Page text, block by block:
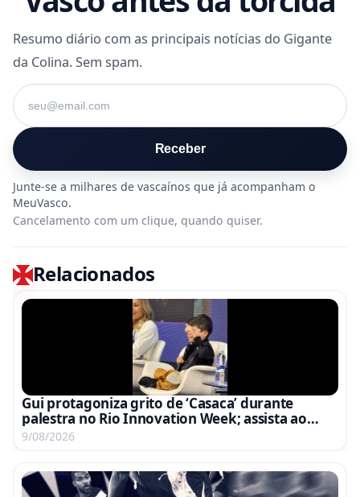
Resumo diário com as principais notícias do Gigante
da Colina. Sem spam.
Seu e-mail
Receber
Cancelamento com um clique, quando quiser.
Relacionados
Gui protagoniza grito de ‘Casaca’ durante
palestra no Rio Innovation Week; assista ao
vídeo
9/08/2026